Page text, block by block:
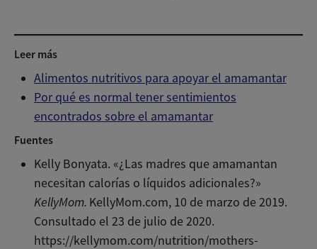
Leer más
Alimentos nutritivos para apoyar el amamantar
Por qué es normal tener sentimientos
encontrados sobre el amamantar
Fuentes
Kelly Bonyata. «¿Las madres que amamantan
necesitan calorías o líquidos adicionales?»
KellyMom. KellyMom.com, 10 de marzo de 2019.
Consultado el 23 de julio de 2020.
https://kellymom.com/nutrition/mothers-